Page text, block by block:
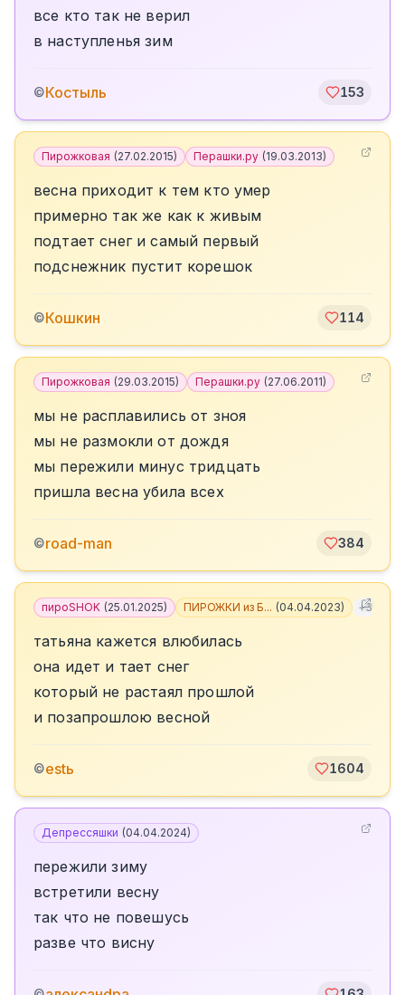
все кто так не верил
в наступленья зим
©Костыль 153
Пирожковая (27.02.2015) Перашки.ру (19.03.2013)
весна приходит к тем кто умер
примерно так же как к живым
подтает снег и самый первый
подснежник пустит корешок
©Кошкин 114
Пирожковая (29.03.2015) Перашки.ру (27.06.2011)
мы не расплавились от зноя
мы не размокли от дождя
мы пережили минус тридцать
пришла весна убила всех
©road-man 384
пироSHOK (25.01.2025) ПИРОЖКИ из Б... (04.04.2023) +3
татьяна кажется влюбилась
она идет и тает снег
который не растаял прошлой
и позапрошлою весной
©estь 1604
Депрессяшки (04.04.2024)
пережили зиму
встретили весну
так что не повешусь
разве что висну